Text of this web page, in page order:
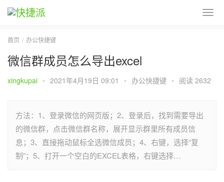
首页 办公快捷键
微信群成员怎么导出excel
xingkupai • 2021年4月19日 09:01 • 办公快捷键 • 阅读 2632
方法：1、登录微信的网页版；2、登录后，找到需要导出
的微信群，点击微信群名称，展开显示群里所有成员信
息；3、直接拖动鼠标全选微信成员；4、右键，选择“复
制”；5、打开一个空白的EXCEL表格，右键选择…